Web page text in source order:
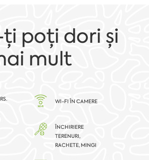
poți dori și
mult
WI-FI ÎN CAMERE
ÎNCHIRIERE
TERENURI,
RACHETE, MINGI